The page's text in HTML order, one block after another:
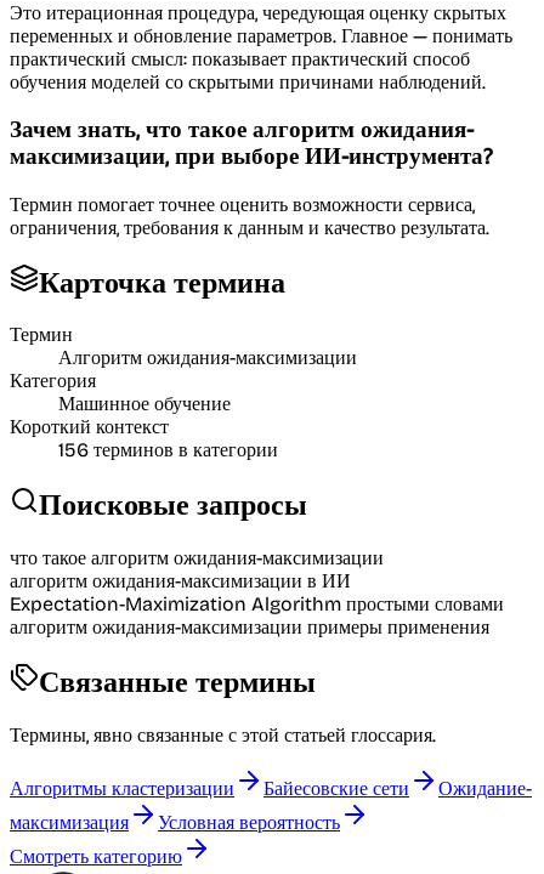
Это итерационная процедура, чередующая оценку скрытых
переменных и обновление параметров. Главное — понимать
практический смысл: показывает практический способ
обучения моделей со скрытыми причинами наблюдений.
Зачем знать, что такое алгоритм ожидания-
максимизации, при выборе ИИ-инструмента?
Термин помогает точнее оценить возможности сервиса,
ограничения, требования к данным и качество результата.
Карточка термина
Термин
Алгоритм ожидания-максимизации
Категория
Машинное обучение
Короткий контекст
156 терминов в категории
Поисковые запросы
что такое алгоритм ожидания-максимизации
алгоритм ожидания-максимизации в ИИ
Expectation-Maximization Algorithm простыми словами
алгоритм ожидания-максимизации примеры применения
Связанные термины
Термины, явно связанные с этой статьей глоссария.
Алгоритмы кластеризации Байесовские сети
Ожидание-
максимизация
Условная вероятность
Смотреть категорию